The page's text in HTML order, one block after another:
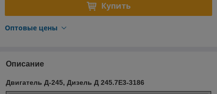
Купить
Оптовые цены
Описание
Двигатель Д-245, Дизель Д 245.7Е3-3186